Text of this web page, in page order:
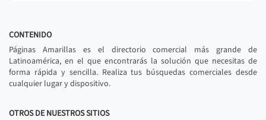
CONTENIDO
Páginas Amarillas es el directorio comercial más grande de
Latinoamérica, en el que encontrarás la solución que necesitas de
forma rápida y sencilla. Realiza tus búsquedas comerciales desde
cualquier lugar y dispositivo.
OTROS DE NUESTROS SITIOS